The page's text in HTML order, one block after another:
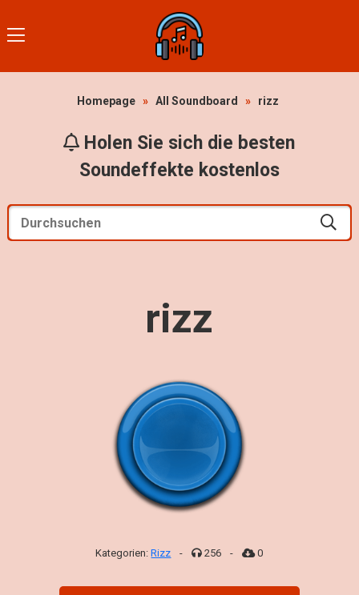
Homepage » All Soundboard » rizz
Holen Sie sich die besten
Soundeffekte kostenlos
rizz
Kategorien:Rizz - 256 - 0